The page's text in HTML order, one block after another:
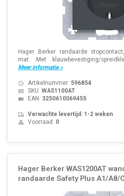
Hager Berker randaarde
mat. Met klauwbevestiging/
Meer informatie »
Artikelnummer: 596854
SKU: WAS1100AT
EAN: 3250610069455
Verwachte levertijd: 1-2 weken
Voorraad: 0
Hager Berker WAS1200AT
randaarde Safety Plus A1/A8/